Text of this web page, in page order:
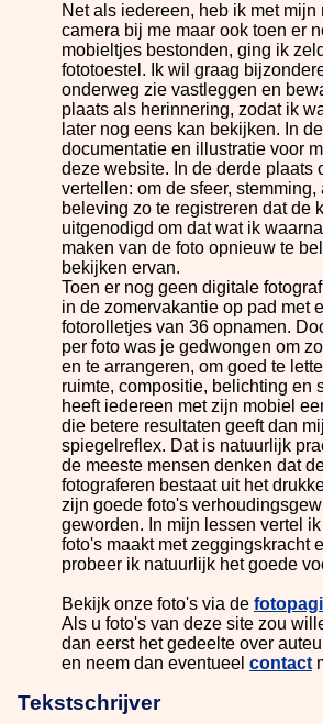
Net als iedereen, heb ik met
camera bij me maar ook toen er
mobieltjes bestonden, ging ik
fototoestel. Ik wil graag
onderweg zie vastleggen en
plaats als herinnering, zodat ik
later nog eens kan bekijken. In
documentatie en illustratie voor
deze website. In de derde plaats
vertellen: om de sfeer, stemming,
beleving zo te registreren dat de
uitgenodigd om dat wat ik
maken van de foto opnieuw te
bekijken ervan.
Toen er nog geen digitale
in de zomervakantie op pad met
fotorolletjes van 36 opnamen.
per foto was je gedwongen om
en te arrangeren, om goed te
ruimte, compositie, belichting en
heeft iedereen met zijn mobiel
die betere resultaten geeft dan
spiegelreflex. Dat is natuurlijk
de meeste mensen denken dat
fotograferen bestaat uit het
zijn goede foto's
geworden. In mijn lessen vertel
foto's maakt met zeggingskracht
probeer ik natuurlijk het goede
Bekijk onze foto's via de
Als u foto's van deze site zou
dan eerst het gedeelte over
en neem dan eventueel contact
Tekstschrijver